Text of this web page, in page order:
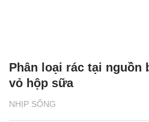
NHỊP SỐNG
Phân loại rác tại nguồn
vỏ hộp sữa